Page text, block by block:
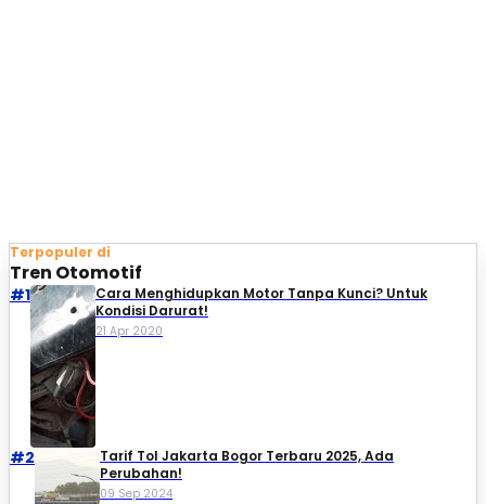
Terpopuler di
Tren Otomotif
#1
Cara Menghidupkan Motor Tanpa Kunci? Untuk
Kondisi Darurat!
21 Apr 2020
#2
Tarif Tol Jakarta Bogor Terbaru 2025, Ada
Perubahan!
09 Sep 2024